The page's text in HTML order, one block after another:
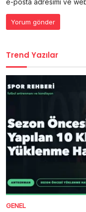
e-posta adresimi ve
Trend Yazılar
GENEL